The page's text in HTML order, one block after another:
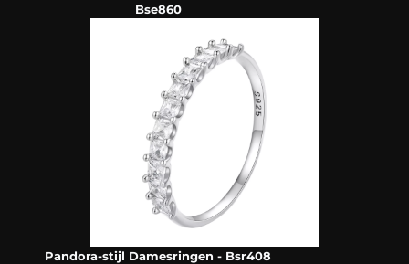
Bse860
Pandora-stijl Damesringen - Bsr408